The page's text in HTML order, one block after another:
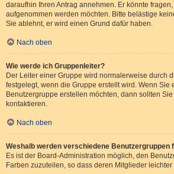
daraufhin Ihren Antrag annehmen. Er könnte
aufgenommen werden möchten. Bitte belästige
Sie ablehnt, er wird einen Grund dafür haben.
Nach oben
Wie werde ich Gruppenleiter?
Der Leiter einer Gruppe wird normalerweise durch
festgelegt, wenn die Gruppe erstellt wird. Wenn Sie
Benutzergruppe erstellen möchten, dann sollten
kontaktieren.
Nach oben
Weshalb werden verschiedene Benutzergruppen
Es ist der Board-Administration möglich, den
Farben zuzuteilen, so dass deren Mitglieder